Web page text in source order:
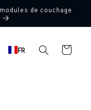
modules de couchage
FR
Panier
d'achat
de tissu gratuits